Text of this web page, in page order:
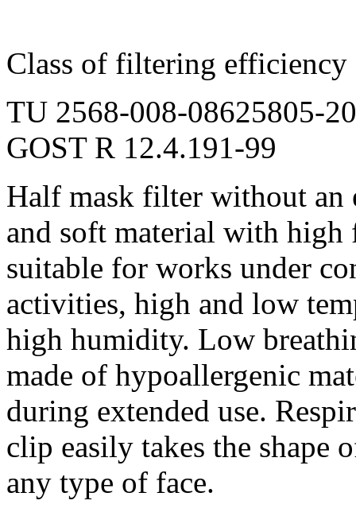
Class of filtering efficiency
TU 2568-008-08625805-
GOST R 12.4.191-99
Half mask filter without an
and soft material with
suitable for works under
activities, high and low
high humidity. Low
made of hypoallergenic
during extended use.
clip easily takes the shape
any type of face.